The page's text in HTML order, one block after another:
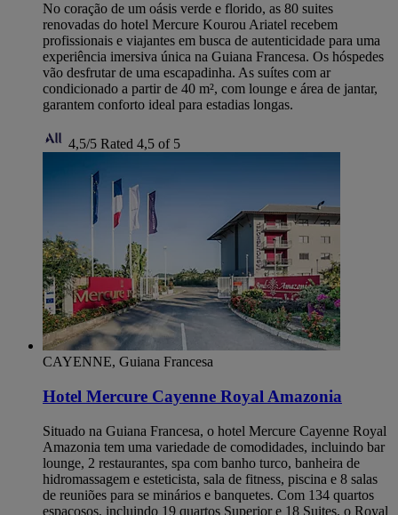
No coração de um oásis verde e florido, as 80 suites
renovadas do hotel Mercure Kourou Ariatel recebem
profissionais e viajantes em busca de autenticidade para uma
experiência imersiva única na Guiana Francesa. Os hóspedes
vão desfrutar de uma escapadinha. As suítes com ar
condicionado a partir de 40 m², com lounge e área de jantar,
garantem conforto ideal para estadias longas.
4,5/5 Rated 4,5 of 5
CAYENNE, Guiana Francesa
Hotel Mercure Cayenne Royal Amazonia
Situado na Guiana Francesa, o hotel Mercure Cayenne Royal
Amazonia tem uma variedade de comodidades, incluindo bar
lounge, 2 restaurantes, spa com banho turco, banheira de
hidromassagem e esteticista, sala de fitness, piscina e 8 salas
de reuniões para se minários e banquetes. Com 134 quartos
espaçosos, incluindo 19 quartos Superior e 18 Suites, o Royal